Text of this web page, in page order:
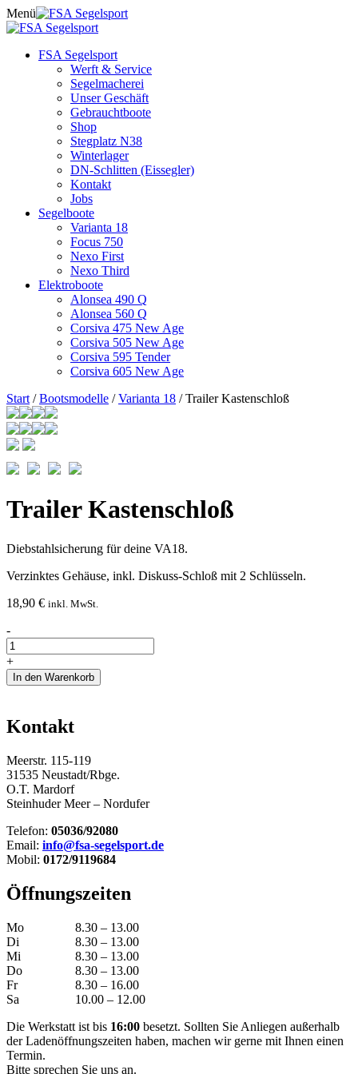
Skip
to
Menü
FSA Segelsport
Werft & Service
Segelmacherei
Unser Geschäft
Gebrauchtboote
Shop
Stegplatz N38
Winterlager
DN-Schlitten (Eissegler)
Kontakt
Jobs
Segelboote
Varianta 18
Focus 750
Nexo First
Nexo Third
Elektroboote
Alonsea 490 Q
Alonsea 560 Q
Corsiva 475 New Age
Corsiva 505 New Age
Corsiva 595 Tender
Corsiva 605 New Age
Start /Bootsmodelle /Varianta 18 / Trailer Kastenschloß
Trailer Kastenschloß
Diebstahlsicherung für deine VA18.
Verzinktes Gehäuse, inkl. Diskuss-Schloß mit 2 Schlüsseln.
18,90 € inkl. MwSt.
Trailer
Kastenschloß
Menge
-
+
In den Warenkorb
Kontakt
Meerstr. 115-119
31535 Neustadt/Rbge.
O.T. Mardorf
Steinhuder Meer – Nordufer
Telefon: 05036/92080
Email: info@fsa-segelsport.de
Mobil: 0172/9119684
Öffnungszeiten
Mo
8.30 – 13.00
Di
8.30 – 13.00
Mi
8.30 – 13.00
Do
8.30 – 13.00
Fr
8.30 – 16.00
Sa
10.00 – 12.00
Die Werkstatt ist bis 16:00 besetzt. Sollten Sie Anliegen außerhalb
der Ladenöffnungszeiten haben, machen wir gerne mit Ihnen einen
Termin.
Bitte sprechen Sie uns an.